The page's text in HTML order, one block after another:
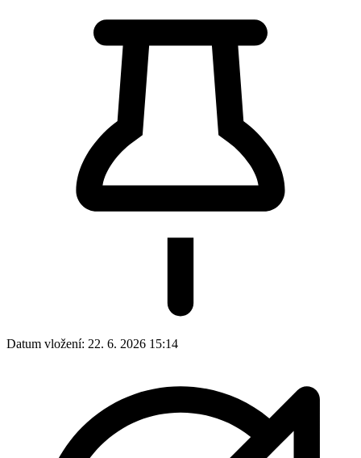
Datum vložení: 22. 6. 2026 15:14